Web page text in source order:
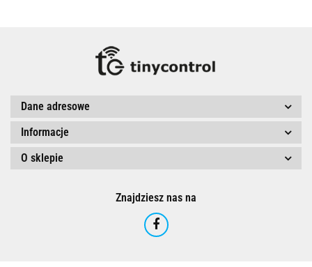
Dane adresowe
Informacje
O sklepie
Znajdziesz nas na